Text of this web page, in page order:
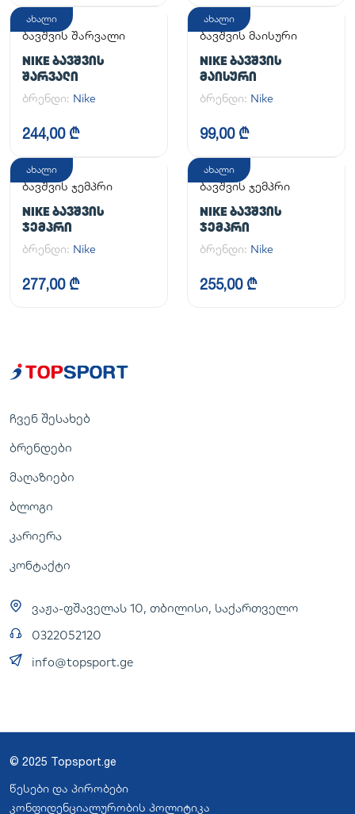
ახალი
ბავშვის შარვალი
NIKE ᲑᲐᲕᲨᲕᲘᲡ
ᲨᲐᲠᲕᲐᲚᲘ
ბრენდი: Nike
244,00 ₾
ახალი
ბავშვის მაისური
NIKE ᲑᲐᲕᲨᲕᲘᲡ
ᲛᲐᲘᲡᲣᲠᲘ
ბრენდი: Nike
99,00 ₾
ახალი
ბავშვის ჯემპრი
NIKE ᲑᲐᲕᲨᲕᲘᲡ
ᲯᲔᲛᲞᲠᲘ
ბრენდი: Nike
277,00 ₾
ახალი
ბავშვის ჯემპრი
NIKE ᲑᲐᲕᲨᲕᲘᲡ
ᲯᲔᲛᲞᲠᲘ
ბრენდი: Nike
255,00 ₾
ჩვენ შესახებ
ბრენდები
მაღაზიები
ბლოგი
კარიერა
კონტაქტი
ვაჟა-ფშაველას 10, თბილისი, საქართველო
0322052120
info@topsport.ge
© 2025 Topsport.ge
წესები და პირობები
კონფიდენციალურობის პოლიტიკა